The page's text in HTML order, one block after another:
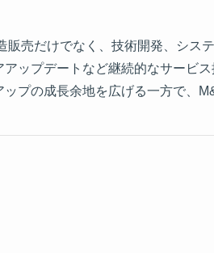
販売だけでなく、技術開発、シ
ップデートなど継続的なサービ
プの成長余地を広げる一方で、